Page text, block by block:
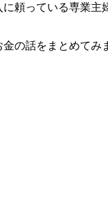
頼っている専業
の話をまとめてみ